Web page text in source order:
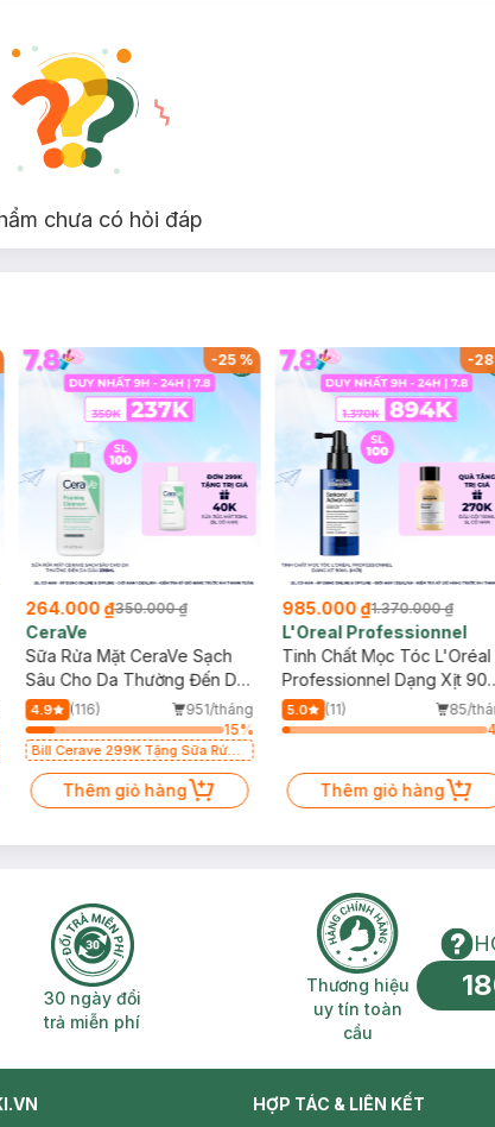
chưa có hỏi đáp
-25%
264.000 ₫350.000 ₫
CeraVe
Sữa Rửa Mặt CeraVe Sạch
Sâu Cho Da Thường Đến Da
Dầu 236ml
4.9 (116)
951/tháng
15%
Bill Cerave 299K Tặng Sữa Rửa
Mặt Cerave 30ml (SL có hạn)
Thêm giỏ hàng
-28
985.000 ₫1.370.000 ₫
L'Oreal Professionnel
Tinh Chất Mọc Tóc L'Oréal
Professionnel Dạng Xịt
(Mới)
5.0 (11)
85/
Thêm giỏ hàng
2H 30 ngày đổi trả miễn phí
30 ngày đổi
trả miễn phí
Thương hiệu
Thương hiệu
uy tín toàn
cầu
HỢP TÁC & LIÊN KẾT